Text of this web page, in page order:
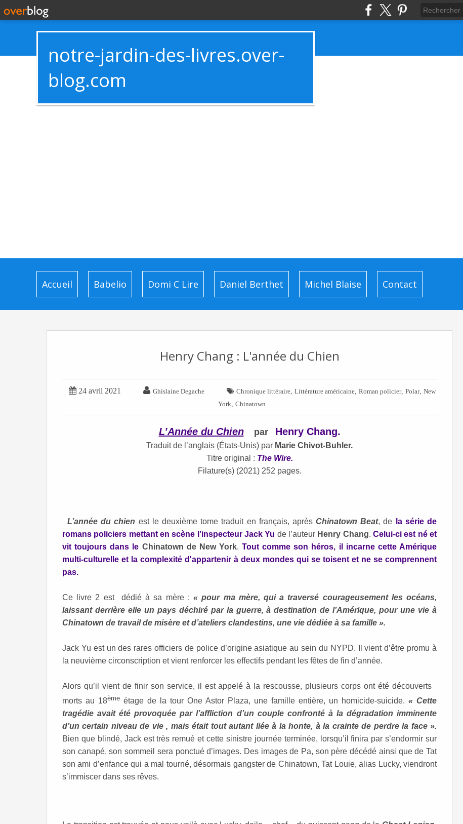
notre-jardin-des-livres.over-
blog.com
Accueil Babelio Domi C Lire Daniel Berthet Michel Blaise Contact
Henry Chang : L'année du Chien
 24 avril 2021  Ghislaine Degache  Chronique littéraire, Littérature américaine, Roman policier, Polar, New
York
Chinatown
L’Année du Chien par Henry Chang.
Traduit de l’anglais (États-Unis) par Marie Chivot-Buhler.
Titre original : The Wire.
Filature(s) (2021) 252 pages.
L’année du chien est le deuxième tome traduit en français, aprèsChinatown Beat, de
la série de
romans policiers mettant en scène l’inspecteur Jack Yu de l’auteur Henry Chang.Celui-ci est né et
vit toujours dans le Chinatown de New York.Tout comme son héros, il incarne cette Amérique
multi-culturelle et la complexité d'appartenir à deux mondes qui se toisent et ne se comprennent
pas.
Ce livre 2 est dédié à sa mère :« pour ma mère, qui a traversé courageusement les océans,
laissant derrière elle un pays déchiré par la guerre, à destination de l’Amérique, pour une vie à
Chinatown de travail de misère et d’ateliers clandestins, une vie dédiée à sa famille ».
Jack Yu est un des rares officiers de police d’origine asiatique au sein du NYPD. Il vient d’être promu à
la neuvième circonscription et vient renforcer les effectifs pendant les fêtes de fin d’année.
Alors qu’il vient de finir son service, il est appelé à la rescousse, plusieurs corps ont été découverts
morts au 18ème étage de la tour One Astor Plaza, une famille entière, un homicide-suicide. « Cette
tragédie avait été provoquée par l’affliction d’un couple confronté à la dégradation imminente
d’un certain niveau de vie , mais était tout autant liée à la honte, à la crainte de perdre la face ».
Bien que blindé, Jack est très remué et cette sinistre journée terminée, lorsqu’il finira par s’endormir sur
son canapé, son sommeil sera ponctué d’images. Des images de Pa, son père décédé ainsi que de Tat
son ami d’enfance qui a mal tourné, désormais gangster de Chinatown, Tat Louie, alias Lucky, viendront
s’immiscer dans ses rêves.